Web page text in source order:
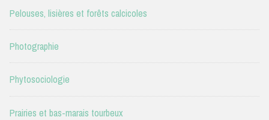
Pelouses, lisières et forêts calcicoles
Photographie
Phytosociologie
Prairies et bas-marais tourbeux